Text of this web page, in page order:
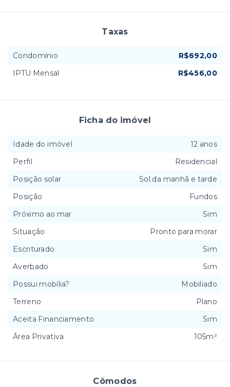
Cômodos
Taxas
Condomínio
R$692,00
IPTU Mensal
R$456,00
Ficha do imóvel
Idade do imóvel
12 anos
Perfil
Residencial
Posição solar
Sol da manhã e tarde
Posição
Fundos
Próximo ao mar
Sim
Situação
Pronto para morar
Escriturado
Sim
Averbado
Sim
Possui mobília?
Mobiliado
Terreno
Plano
Aceita Financiamento
Sim
Área Privativa
105m²